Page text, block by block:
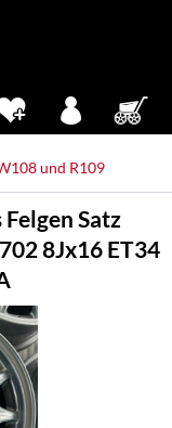
und R109
Satz
8Jx16 ET34